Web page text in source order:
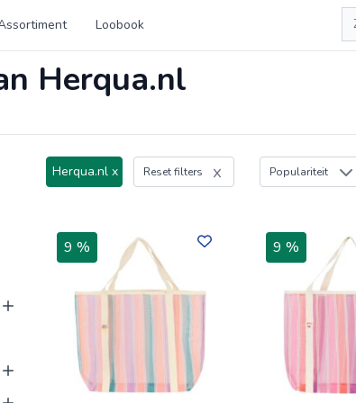
Loobook
Herqua.nl
Herqua.nl x Reset filters Populariteit
9 % 9 %